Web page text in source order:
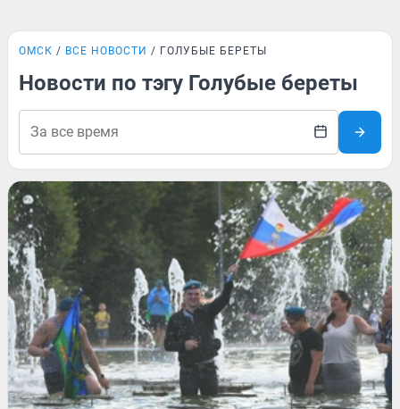
ОМСК ВСЕ НОВОСТИ ГОЛУБЫЕ БЕРЕТЫ
Новости по тэгу Голубые береты